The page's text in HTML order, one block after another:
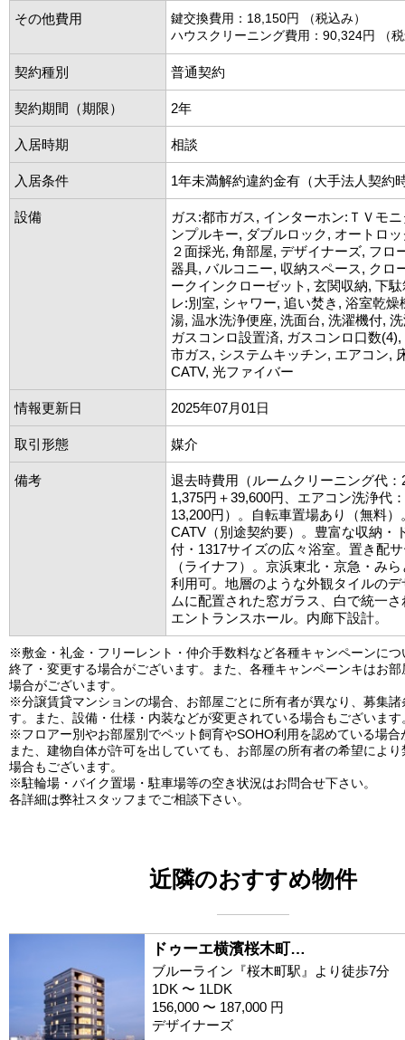
その他費用
鍵交換費用：18,150円 （税込み）
ハウスクリーニング費用：90,324円 （
契約種別 普通契約
契約期間（期限） 2年
入居時期 相談
入居条件 1年未満解約違約金有（大手法人契約
設備
ガス:都市ガス, インターホン:ＴＶモ
ンプルキー, ダブルロック, オートロ
２面採光, 角部屋, デザイナーズ, フロ
器具, バルコニー, 収納スペース, クロ
ークインクローゼット, 玄関収納, 下
レ:別室, シャワー, 追い焚き, 浴室乾燥
湯, 温水洗浄便座, 洗面台, 洗濯機付,
ガスコンロ設置済, ガスコンロ口数
市ガス, システムキッチン, エアコン,
CATV, 光ファイバー
情報更新日 2025年07月01日
取引形態 媒介
備考
退去時費用（ルームクリーニング代
1,375円＋39,600円、エアコン洗浄代
13,200円）。自転車置場あり（無料
CATV（別途契約要）。豊富な収納・
付・1317サイズの広々浴室。置き配
（ライナフ）。京浜東北・京急・み
利用可。地層のような外観タイルの
ムに配置された窓ガラス、白で統一
エントランスホール。内廊下設計。
※敷金・礼金・フリーレント・仲介手数料など各種キャンペーンにつ
終了・変更する場合がございます。また、各種キャンペーンキはお
場合がございます。
※分譲賃貸マンションの場合、お部屋ごとに所有者が異なり、募集諸
す。また、設備・仕様・内装などが変更されている場合もございます
※フロアー別やお部屋別でペット飼育やSOHO利用を認めている場合
また、建物自体が許可を出していても、お部屋の所有者の希望によ
場合もございます。
※駐輪場・バイク置場・駐車場等の空き状況はお問合せ下さい。
各詳細は弊社スタッフまでご相談下さい。
近隣のおすすめ物件
ドゥーエ横濱桜木町…
ブルーライン『桜木町駅』より徒歩7分
1DK 〜 1LDK
156,000 〜 187,000 円
デザイナーズ